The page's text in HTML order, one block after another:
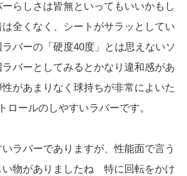
らしさは皆無といってもいいかもし
全くなく、シートがサラッとしてい
バーの「硬度40度」とは思えないソ
バーとしてみるとかなり違和感があ
があまりなく球持ちが非常によいた
ロールのしやすいラバーです。
ラバーでありますが、性能面で言う
い物がありましたね 特に回転をかけ